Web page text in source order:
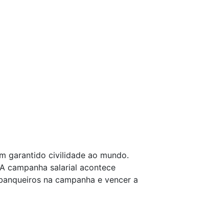
garantido civilidade ao mundo.
campanha salarial acontece
na campanha e vencer a